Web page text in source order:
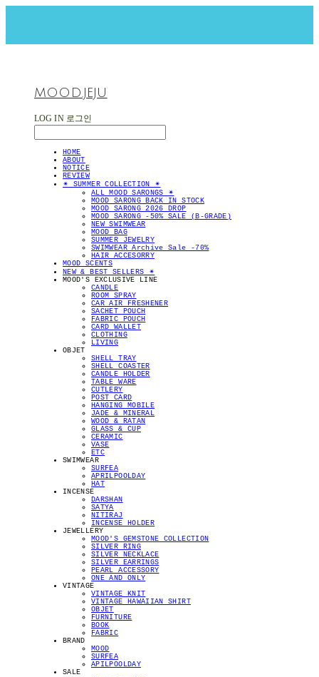
MOOD.JEJU
LOG IN 로그인
HOME
ABOUT
NOTICE
REVIEW
✴︎ SUMMER COLLECTION ✴︎
ALL MOOD SARONGS ✴︎
MOOD SARONG BACK IN STOCK
MOOD SARONG 2026 DROP
MOOD SARONG -50% SALE (B-GRADE)
NEW SWIMWEAR
MOOD BAG
SUMMER JEWELRY
SWIMWEAR Archive Sale -70%
HAIR ACCESORRY
MOOD SCENTS
NEW & BEST SELLERS ✴︎
MOOD'S EXCLUSIVE LINE
CANDLE
ROOM SPRAY
CAR AIR FRESHENER
SACHET POUCH
FABRIC POUCH
CARD WALLET
CLOTHING
LIVING
OBJET
SHELL TRAY
SHELL COASTER
CANDLE HOLDER
TABLE WARE
CUTLERY
POST CARD
HANGING MOBILE
JADE & MINERAL
WOOD & RATAN
GLASS & CUP
CERAMIC
VASE
ETC
SWIMWEAR
SURFEA
APRILPOOLDAY
HAT
INCENSE
DARSHAN
SATYA
NITIRAJ
INCENSE HOLDER
JEWELLERY
MOOD'S GEMSTONE COLLECTION
SILVER RING
SILVER NECKLACE
SILVER EARRINGS
PEARL ACCESSORY
ONE AND ONLY
VINTAGE
VINTAGE KNIT
VINTAGE HAWAIIAN SHIRT
OBJET
FURNITURE
BOOK
FABRIC
BRAND
MOOD
SURFEA
APILPOOLDAY
SALE